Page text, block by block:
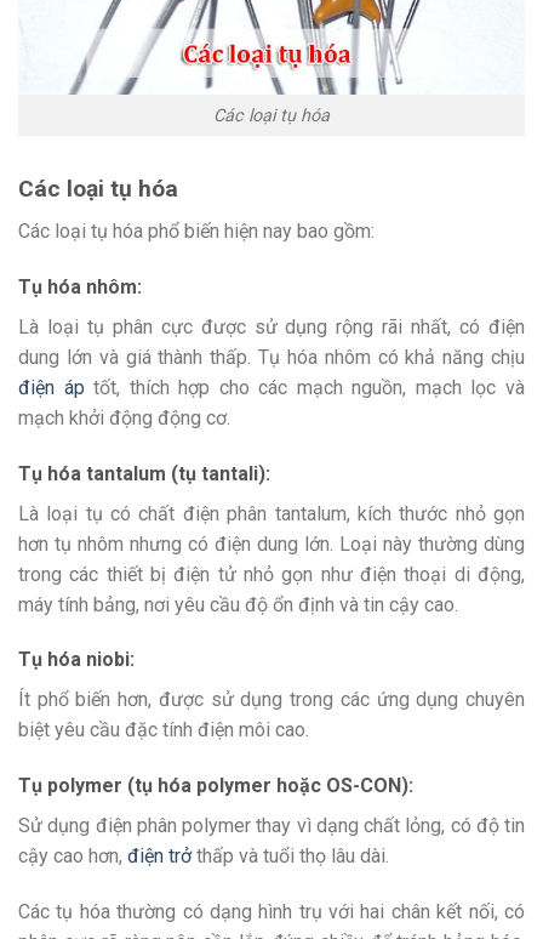
Các loại tụ hóa
Các loại tụ hóa
Các loại tụ hóa phổ biến hiện nay bao gồm:
Tụ hóa nhôm:
Là loại tụ phân cực được sử dụng rộng rãi nhất, có điện
dung lớn và giá thành thấp. Tụ hóa nhôm có khả năng chịu
điện áp tốt, thích hợp cho các mạch nguồn, mạch lọc và
mạch khởi động động cơ.
Tụ hóa tantalum (tụ tantali):
Là loại tụ có chất điện phân tantalum, kích thước nhỏ gọn
hơn tụ nhôm nhưng có điện dung lớn. Loại này thường dùng
trong các thiết bị điện tử nhỏ gọn như điện thoại di động,
máy tính bảng, nơi yêu cầu độ ổn định và tin cậy cao.
Tụ hóa niobi:
Ít phổ biến hơn, được sử dụng trong các ứng dụng chuyên
biệt yêu cầu đặc tính điện môi cao.
Tụ polymer (tụ hóa polymer hoặc OS-CON):
Sử dụng điện phân polymer thay vì dạng chất lỏng, có độ tin
cậy cao hơn, điện trởthấp và tuổi thọ lâu dài.
Các tụ hóa thường có dạng hình trụ với hai chân kết nối, có